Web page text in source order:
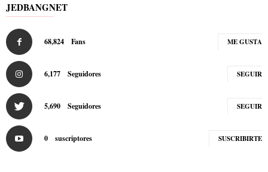
JEDBANGNET
68,824 Fans ME GUSTA
6,177 Seguidores SEGUIR
5,690 Seguidores SEGUIR
0 suscriptores SUSCRIBIRTE